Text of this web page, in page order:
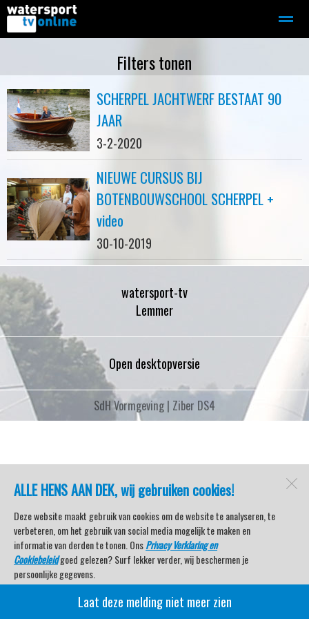
Motorboot-sloep Adverteren
Home
ALLE HENS AAN DEK, wij gebruiken cookies!
Deze website maakt gebruik van cookies om de website te analyseren, te
verbeteren, om het gebruik van social media mogelijk te maken en
informatie van derden te tonen. OnsPrivacy Verklaring en
Cookiebeleidgoed gelezen? Surf lekker verder, wij beschermen je
persoonlijke gegevens.
Veel kijkplezier met Watersport TV Beleving & Nieuws!
Laat deze melding niet meer zien
Filters tonen
SCHERPEL JACHTWERF BESTAAT 90
JAAR
3-2-2020
NIEUWE CURSUS BIJ
BOTENBOUWSCHOOL SCHERPEL +
video
30-10-2019
watersport-tv
Lemmer
Open desktopversie
SdH Vormgeving | Ziber DS4